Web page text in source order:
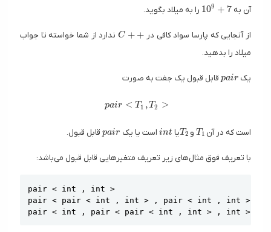
آن به
10^9 + 7
109 + 7 را به میلاد بگوید.
از‌ آنجایی که پارسا سواد کافی در
C++
C + +
ندارد از شما خواسته تا جواب
میلاد را بدهید.
یک
pair
pair قابل قبول یک جفت به صورت
pair < T_1 , T_2 >
pair < T 1 ,T2 >
است که در آن
T_1
T 1 و
T_2
T2 یا
int
int است یا یک
pair
pair قابل قبول.
با تعریف فوق مثال‌های زیر تعریف متغیر‌هایی قابل قبول می‌باشد:
pair < int , int >
pair < pair < int , int > , pair < int , int > >
pair < int , pair < pair < int , int > , int > >